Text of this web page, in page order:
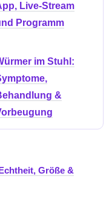
Live-Stream
Programm
im Stuhl:
&
Größe &